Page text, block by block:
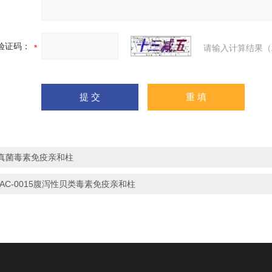
证码： 请输入计算结果
菌毒素免疫亲和柱
0015腹泻性贝类毒素免疫亲和柱